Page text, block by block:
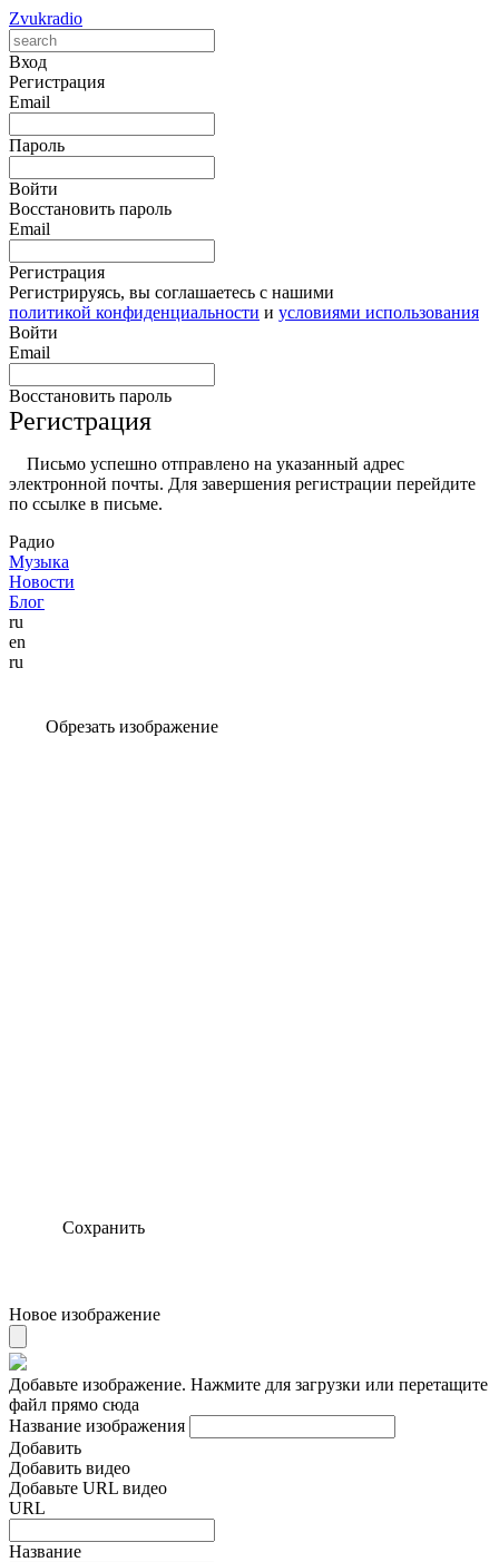
Zvukradio
Вход
Регистрация
Email
Пароль
Войти
Восстановить пароль
Email
Регистрация
Регистрируясь, вы соглашаетесь с нашими
политикой конфиденциальности и условиями использования
Войти
Email
Восстановить пароль
Регистрация
Письмо успешно отправлено на указанный адрес
электронной почты. Для завершения регистрации перейдите
по ссылке в письме.
Радио
Музыка
Новости
Блог
ru
en
ru
Обрезать изображение
Сохранить
Новое изображение
Добавьте изображение. Нажмите для загрузки или перетащите
файл прямо сюда
Название изображения
Добавить
Добавить видео
Добавьте URL видео
URL
Название